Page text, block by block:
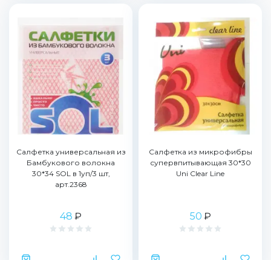
Салфетка универсальная из
Бамбукового волокна
30*34 SOL в 1уп/3 шт,
арт.2368
48 ₽
Салфетка из микрофибры
супервпитывающая 30*30
Uni Clear Line
50 ₽